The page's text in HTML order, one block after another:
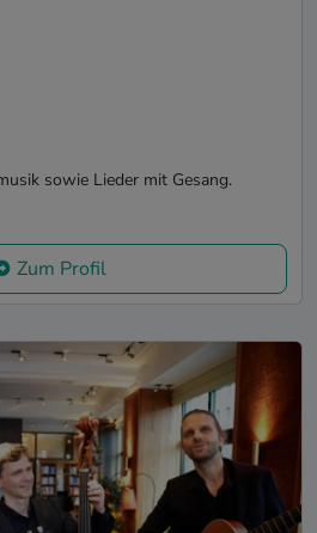
sowie Lieder mit Gesang.
Zum Profil